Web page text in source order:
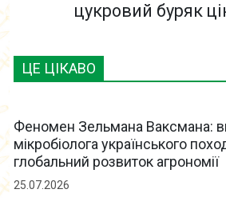
ЦЕ ЦІКАВО
Феномен Зельмана Ваксмана:
мікробіолога українського
глобальний розвиток агрономії
25.07.2026
цукровий буряк